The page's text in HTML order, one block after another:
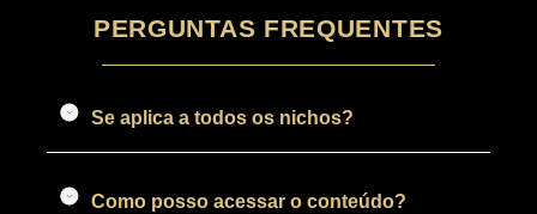
PERGUNTAS FREQUENTES
Se aplica a todos os nichos?
Como posso acessar o conteúdo?